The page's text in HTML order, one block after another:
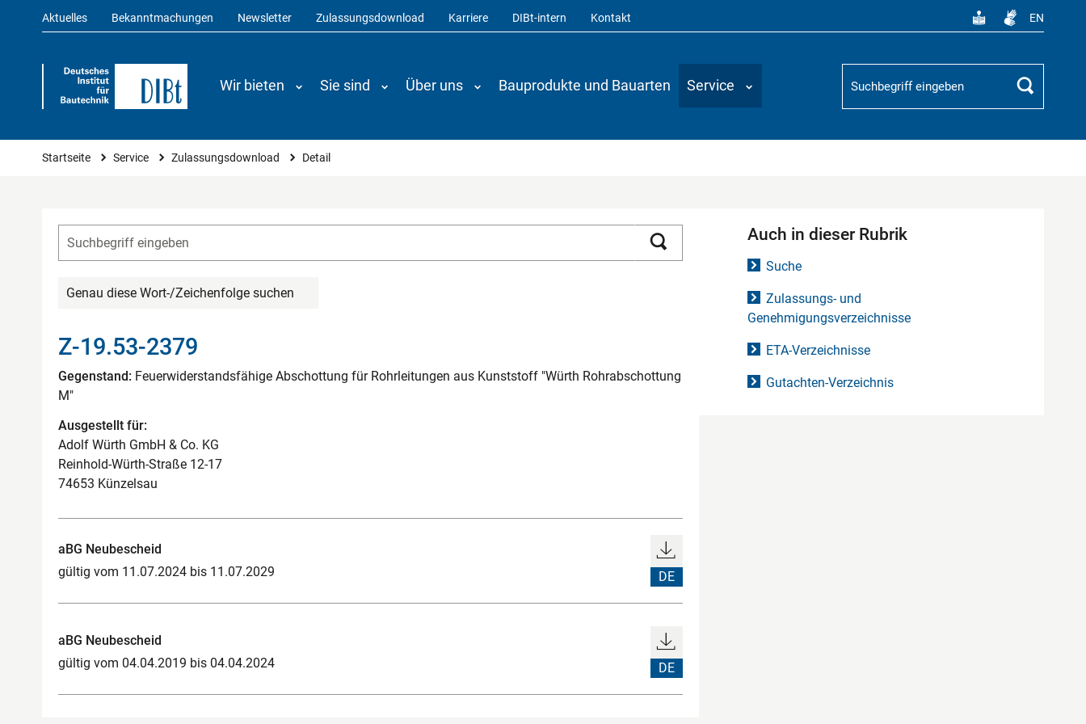
Aktuelles Bekanntmachungen Newsletter Zulassungsdownload Karriere DIBt-intern Kontakt EN
Wir bieten Sie sind Über uns Bauprodukte und Bauarten Service
Suchbegriff
Suchen
Sie sind hier
Startseite Service Zulassungsdownload Detail
Genau diese Wort-/Zeichenfolge suchen
Z-19.53-2379
Gegenstand: Feuerwiderstandsfähige Abschottung für Rohrleitungen aus Kunststoff "Würth Rohrabschottung
M"
Ausgestellt für:
Adolf Würth GmbH & Co. KG
Reinhold-Würth-Straße 12-17
74653 Künzelsau
aBG Neubescheid
gültig vom 11.07.2024 bis 11.07.2029
DE
aBG Neubescheid
gültig vom 04.04.2019 bis 04.04.2024
DE
Auch in dieser Rubrik
Suche
Zulassungs- und
Genehmigungsverzeichnisse
ETA-Verzeichnisse
Gutachten-Verzeichnis